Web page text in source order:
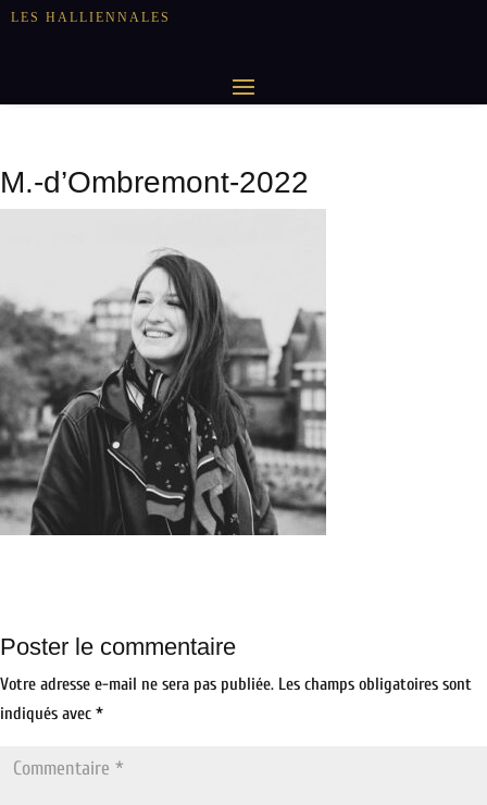
LES HALLIENNALES
M.-d’Ombremont-2022
Poster le commentaire
Votre adresse e-mail ne sera pas publiée. Les champs obligatoires sont
indiqués avec *